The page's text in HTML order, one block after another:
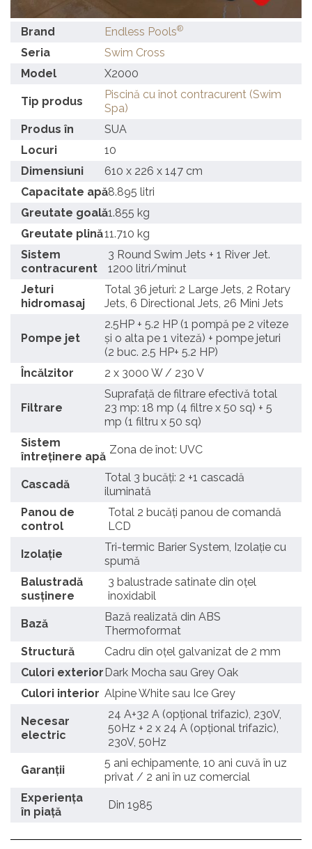
Brand Endless Pools®
Seria
Swim Cross
Model
X2000
Tip produs
Piscină cu înot contracurent (Swim
Spa)
Produs în
SUA
Locuri
10
Dimensiuni
610 x 226 x 147 cm
Capacitate apă8.895 litri
Greutate goală1.855 kg
Greutate plină11.710 kg
Sistem
contracurent
3 Round Swim Jets + 1 River Jet.
1200 litri/minut
Jeturi
hidromasaj
Total 36 jeturi: 2 Large Jets, 2 Rotary
Jets, 6 Directional Jets, 26 Mini Jets
Pompe jet
2.5HP + 5.2 HP (1 pompă pe 2 viteze
și o alta pe 1 viteză) + pompe jeturi
(2 buc. 2.5 HP+ 5.2 HP)
Încălzitor
2 x 3000 W / 230 V
Filtrare
Suprafață de filtrare efectivă total
23 mp: 18 mp (4 filtre x 50 sq) + 5
mp (1 filtru x 50 sq)
Sistem
întreținere apă
Zona de înot: UVC
Cascadă
Total 3 bucăți: 2 +1 cascadă
iluminată
Panou de
control
Total 2 bucăți panou de comandă
LCD
Izolație
Tri-termic Barier System, Izolație cu
spumă
Balustradă
susținere
3 balustrade satinate din oțel
inoxidabil
Bază
Bază realizată din ABS
Thermoformat
Structură
Cadru din oțel galvanizat de 2 mm
Culori exteriorDark Mocha sau Grey Oak
Culori interior Alpine White sau Ice Grey
Necesar
electric
24 A+32 A (opțional trifazic), 230V,
50Hz + 2 x 24 A (opțional trifazic),
230V, 50Hz
Garanții
5 ani echipamente, 10 ani cuvă în uz
privat / 2 ani în uz comercial
Experiența
în piață
Din 1985